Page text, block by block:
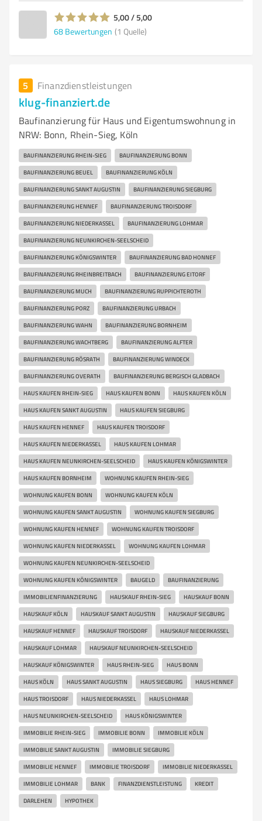
5,00 / 5,00
68 Bewertungen (1 Quelle)
5 Finanzdienstleistungen
klug-finanziert.de
Baufinanzierung für Haus und Eigentumswohnung in
NRW: Bonn, Rhein-Sieg, Köln
BAUFINANZIERUNG RHEIN-SIEG BAUFINANZIERUNG BONN
BAUFINANZIERUNG BEUEL BAUFINANZIERUNG KÖLN
BAUFINANZIERUNG SANKT AUGUSTIN BAUFINANZIERUNG SIEGBURG
BAUFINANZIERUNG HENNEF BAUFINANZIERUNG TROISDORF
BAUFINANZIERUNG NIEDERKASSEL BAUFINANZIERUNG LOHMAR
BAUFINANZIERUNG NEUNKIRCHEN-SEELSCHEID
BAUFINANZIERUNG KÖNIGSWINTER BAUFINANZIERUNG BAD HONNEF
BAUFINANZIERUNG RHEINBREITBACH BAUFINANZIERUNG EITORF
BAUFINANZIERUNG MUCH BAUFINANZIERUNG RUPPICHTEROTH
BAUFINANZIERUNG PORZ BAUFINANZIERUNG URBACH
BAUFINANZIERUNG WAHN BAUFINANZIERUNG BORNHEIM
BAUFINANZIERUNG WACHTBERG BAUFINANZIERUNG ALFTER
BAUFINANZIERUNG RÖSRATH BAUFINANZIERUNG WINDECK
BAUFINANZIERUNG OVERATH BAUFINANZIERUNG BERGISCH GLADBACH
HAUS KAUFEN RHEIN-SIEG HAUS KAUFEN BONN HAUS KAUFEN KÖLN
HAUS KAUFEN SANKT AUGUSTIN HAUS KAUFEN SIEGBURG
HAUS KAUFEN HENNEF HAUS KAUFEN TROISDORF
HAUS KAUFEN NIEDERKASSEL HAUS KAUFEN LOHMAR
HAUS KAUFEN NEUNKIRCHEN-SEELSCHEID HAUS KAUFEN KÖNIGSWINTER
HAUS KAUFEN BORNHEIM WOHNUNG KAUFEN RHEIN-SIEG
WOHNUNG KAUFEN BONN WOHNUNG KAUFEN KÖLN
WOHNUNG KAUFEN SANKT AUGUSTIN WOHNUNG KAUFEN SIEGBURG
WOHNUNG KAUFEN HENNEF WOHNUNG KAUFEN TROISDORF
WOHNUNG KAUFEN NIEDERKASSEL WOHNUNG KAUFEN LOHMAR
WOHNUNG KAUFEN NEUNKIRCHEN-SEELSCHEID
WOHNUNG KAUFEN KÖNIGSWINTER BAUGELD BAUFINANZIERUNG
IMMOBILIENFINANZIERUNG HAUSKAUF RHEIN-SIEG HAUSKAUF BONN
HAUSKAUF KÖLN HAUSKAUF SANKT AUGUSTIN HAUSKAUF SIEGBURG
HAUSKAUF HENNEF HAUSKAUF TROISDORF HAUSKAUF NIEDERKASSEL
HAUSKAUF LOHMAR HAUSKAUF NEUNKIRCHEN-SEELSCHEID
HAUSKAUF KÖNIGSWINTER HAUS RHEIN-SIEG HAUS BONN
HAUS KÖLN HAUS SANKT AUGUSTIN HAUS SIEGBURG HAUS HENNEF
HAUS TROISDORF HAUS NIEDERKASSEL HAUS LOHMAR
HAUS NEUNKIRCHEN-SEELSCHEID HAUS KÖNIGSWINTER
IMMOBILIE RHEIN-SIEG IMMOBILIE BONN IMMOBILIE KÖLN
IMMOBILIE SANKT AUGUSTIN IMMOBILIE SIEGBURG
IMMOBILIE HENNEF IMMOBILIE TROISDORF IMMOBILIE NIEDERKASSEL
IMMOBILIE LOHMAR BANK FINANZDIENSTLEISTUNG KREDIT
DARLEHEN HYPOTHEK